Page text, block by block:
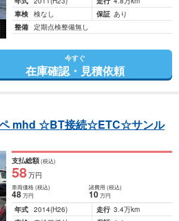
車検 検なし 保証 あり
整備 定期点検整備無し
今すぐ
在庫確認・見積依頼
ペ mhd ☆BT接続☆ETC☆サンル
支払総額(税込)
58万円
車両価格(税込)
48万円
諸費用 (税込)
10 万円
年式 2014(H26) 走行 3.4万km